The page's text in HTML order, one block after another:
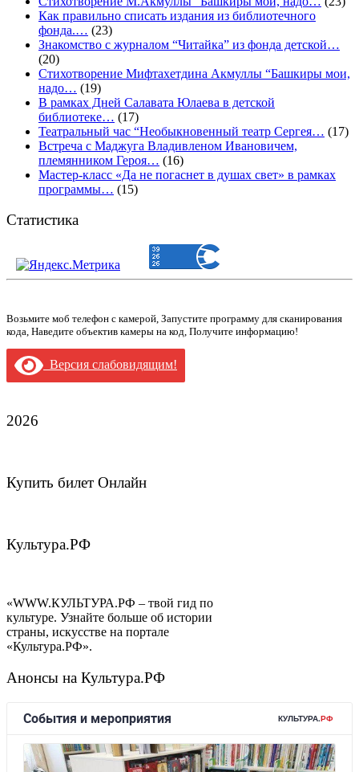
Как правильно списать издания из библиотечного
фонда.… (23)
Знакомство с журналом “Читайка” из фонда детской…
(20)
Стихотворение Мифтахетдина Акмуллы “Башкиры мои,
надо… (19)
В рамках Дней Салавата Юлаева в детской
библиотеке… (17)
Театральный час “Необыкновенный театр Сергея… (17)
Встреча с Маджуга Владивленом Ивановичем,
племянником Героя… (16)
Мастер-класс «Да не погаснет в душах свет» в рамках
программы… (15)
Статистика
Возьмите моб телефон с камерой, Запустите программу для сканирования
кода, Наведите объектив камеры на код, Получите информацию!
Версия слабовидящим!
2026
Купить билет Онлайн
Культура.РФ
«WWW.КУЛЬТУРА.РФ – твой гид по
культуре. Узнайте больше об истории
страны, искусстве на портале
«Культура.РФ».
Анонсы на Культура.РФ